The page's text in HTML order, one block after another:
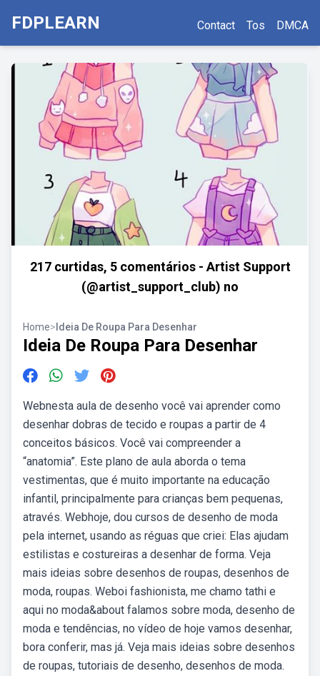
FDPLEARN Contact Tos DMCA
217 curtidas, 5 comentários - Artist Support
(@artist_support_club) no
Home> Ideia De Roupa Para Desenhar
Ideia De Roupa Para Desenhar
Webnesta aula de desenho você vai aprender como
desenhar dobras de tecido e roupas a partir de 4
conceitos básicos. Você vai compreender a
“anatomia”. Este plano de aula aborda o tema
vestimentas, que é muito importante na educação
infantil, principalmente para crianças bem pequenas,
através. Webhoje, dou cursos de desenho de moda
pela internet, usando as réguas que criei: Elas ajudam
estilistas e costureiras a desenhar de forma. Veja
mais ideias sobre desenhos de roupas, desenhos de
moda, roupas. Weboi fashionista, me chamo tathi e
aqui no moda&about falamos sobre moda, desenho de
moda e tendências, no vídeo de hoje vamos desenhar,
bora conferir, mas já. Veja mais ideias sobre desenhos
de roupas, tutoriais de desenho, desenhos de moda.